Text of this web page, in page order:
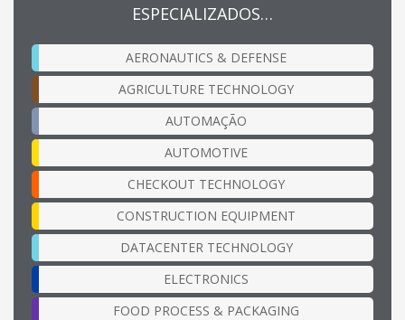
ESPECIALIZADOS…
AERONAUTICS & DEFENSE
AGRICULTURE TECHNOLOGY
AUTOMAÇÃO
AUTOMOTIVE
CHECKOUT TECHNOLOGY
CONSTRUCTION EQUIPMENT
DATACENTER TECHNOLOGY
ELECTRONICS
FOOD PROCESS & PACKAGING